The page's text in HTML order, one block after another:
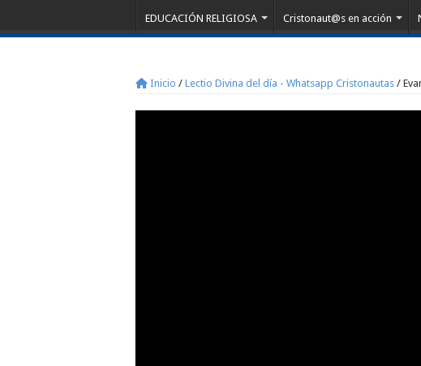
EDUCACIÓN RELIGIOSA Cristonaut@s en acción
Inicio / Lectio Divina del día - Whatsapp Cristonautas /